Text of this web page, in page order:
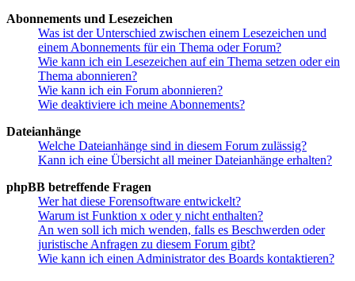
Abonnements und Lesezeichen
Was ist der Unterschied zwischen einem Lesezeichen und
einem Abonnements für ein Thema oder Forum?
Wie kann ich ein Lesezeichen auf ein Thema setzen oder ein
Thema abonnieren?
Wie kann ich ein Forum abonnieren?
Wie deaktiviere ich meine Abonnements?
Dateianhänge
Welche Dateianhänge sind in diesem Forum zulässig?
Kann ich eine Übersicht all meiner Dateianhänge erhalten?
phpBB betreffende Fragen
Wer hat diese Forensoftware entwickelt?
Warum ist Funktion x oder y nicht enthalten?
An wen soll ich mich wenden, falls es Beschwerden oder
juristische Anfragen zu diesem Forum gibt?
Wie kann ich einen Administrator des Boards kontaktieren?